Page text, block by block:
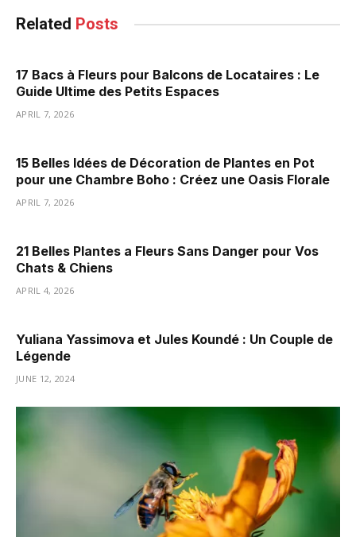
Related Posts
17 Bacs à Fleurs pour Balcons de Locataires : Le
Guide Ultime des Petits Espaces
APRIL 7, 2026
15 Belles Idées de Décoration de Plantes en Pot
pour une Chambre Boho : Créez une Oasis Florale
APRIL 7, 2026
21 Belles Plantes a Fleurs Sans Danger pour Vos
Chats & Chiens
APRIL 4, 2026
Yuliana Yassimova et Jules Koundé : Un Couple de
Légende
JUNE 12, 2024